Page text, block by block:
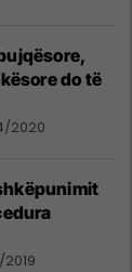
do të
2020